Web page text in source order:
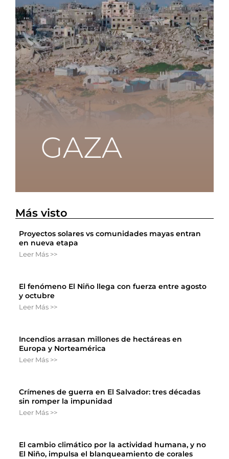
Más visto
Proyectos solares vs comunidades mayas entran
en nueva etapa
Leer Más >>
El fenómeno El Niño llega con fuerza entre agosto
y octubre
Leer Más >>
Incendios arrasan millones de hectáreas en
Europa y Norteamérica
Leer Más >>
Crímenes de guerra en El Salvador: tres décadas
sin romper la impunidad
Leer Más >>
El cambio climático por la actividad humana, y no
El Niño, impulsa el blanqueamiento de corales